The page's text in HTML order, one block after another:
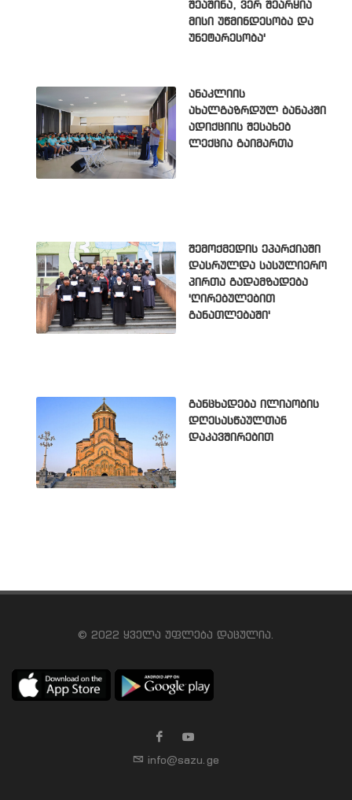
შეაშინა, ვერ შეარყია
მისი უწმინდესობა და
უნეტარესობა'
ანაკლიის
ახალგაზრდულ ბანაკში
ადიქციის შესახებ
ლექცია გაიმართა
შემოქმედის ეპარქიაში
დასრულდა სასულიერო
პირთა გადამზადება
'ღირებულებით
განათლებაში'
განცხადება ილიაობის
დღესასწაულთან
დაკავშირებით
© 2022 ყველა უფლება დაცულია.
info@sazu.ge